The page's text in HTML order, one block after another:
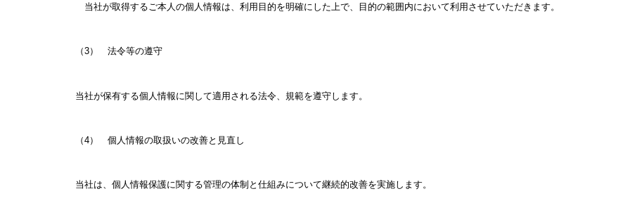
当社が取得するご本人の個人情報は、利用目的を明確にした上で、目的の範囲内において利用させていただきます。
（3） 法令等の遵守
当社が保有する個人情報に関して適用される法令、規範を遵守します。
（4） 個人情報の取扱いの改善と見直し
当社は、個人情報保護に関する管理の体制と仕組みについて継続的改善を実施します。